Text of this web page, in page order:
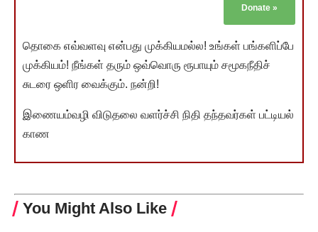
Donate »
தொகை எவ்வளவு என்பது முக்கியமல்ல! உங்கள் பங்களிப்பே
முக்கியம்! நீங்கள் தரும் ஒவ்வொரு ரூபாயும் சமூகநீதிச்
சுடரை ஒளிர வைக்கும். நன்றி!
இணையம்வழி விடுதலை வளர்ச்சி நிதி தந்தவர்கள் பட்டியல்
காண
You Might Also Like